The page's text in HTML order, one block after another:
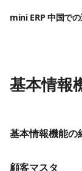
mini ERP 中国で
基本情報
基本情報機能の
顧客マスタ